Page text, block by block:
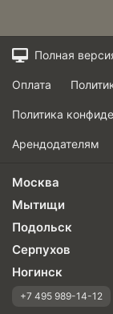
Полная
Оплата
Политика
Арендодателям
Москва
Мытищи
Подольск
Серпухов
Ногинск
+7 495 989-14-12